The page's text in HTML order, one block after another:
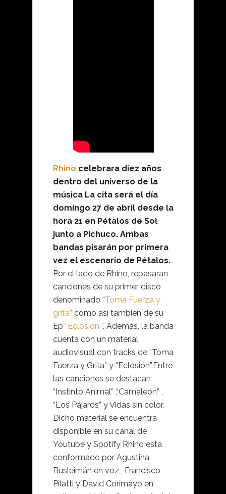
Rhino celebrara diez años
dentro del universo de la
música La cita será el día
domingo 27 de abril desde la
hora 21 en Pétalos de Sol
junto a Pichuco. Ambas
bandas pisarán por primera
vez el escenario de Pétalos.
Por el lado de Rhino, repasaran
canciones de su primer disco
denominado “Toma Fuerza y
grita” como así también de su
Ep “Eclosion ”. Además, la banda
cuenta con un material
audiovisual con tracks de “Toma
Fuerza y Grita” y “Eclosión”.Entre
las canciones se destacan
“Instinto Animal” ,“Camaleón” ,
“Los Pájaros” y Vidas sin color.
Dicho material se encuentra
disponible en su canal de
Youtube y Spotify Rhino está
conformado por Agustina
Busleimán en voz , Francisco
Pilatti y David Corimayo en